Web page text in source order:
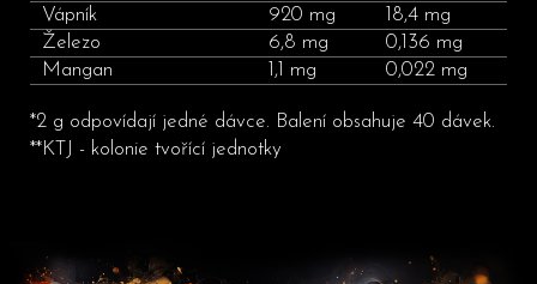
Vápník
920 mg
18,4 mg
Železo
6,8 mg
0,136 mg
Mangan
1,1 mg 0,022 mg
*2 g odpovídají jedné dávce. Balení obsahuje 40 dávek.
**KTJ - kolonie tvořící jednotky